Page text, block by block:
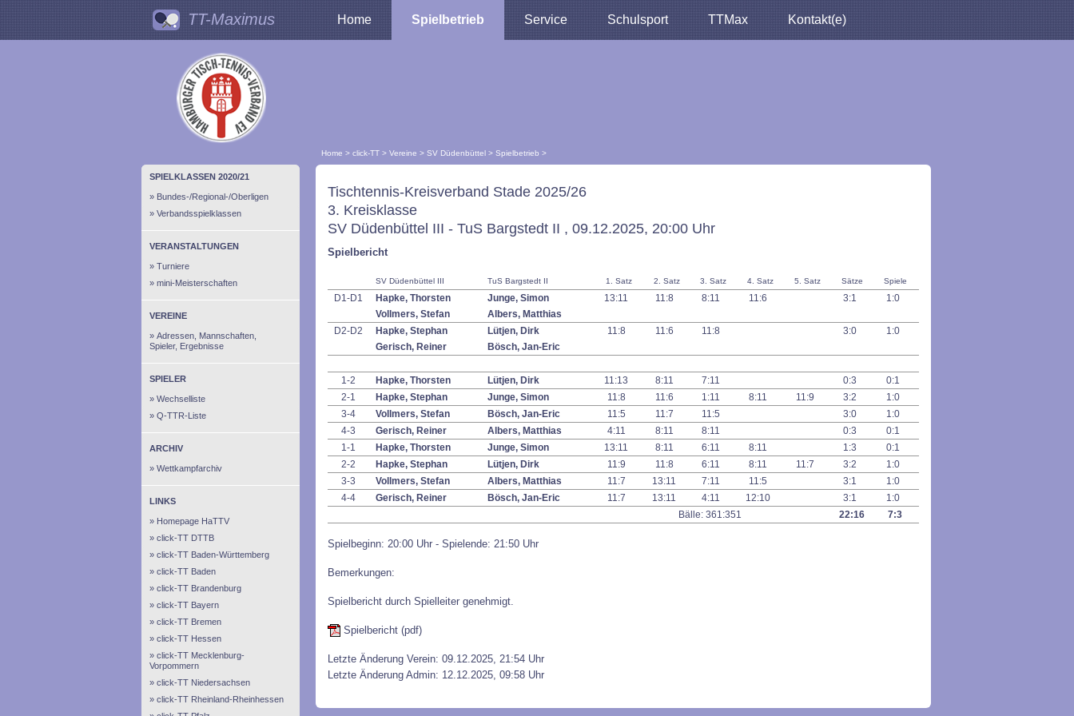
TT-Maximus Home Spielbetrieb Service Schulsport TTMax Kontakt(e)
Home > click-TT > Vereine > SV Düdenbüttel > Spielbetrieb >
SPIELKLASSEN 2020/21
Bundes-/Regional-/Oberligen
Verbandsspielklassen
VERANSTALTUNGEN
Turniere
mini-Meisterschaften
VEREINE
Adressen, Mannschaften,
Spieler, Ergebnisse
SPIELER
Wechselliste
Q-TTR-Liste
ARCHIV
Wettkampfarchiv
LINKS
Homepage HaTTV
click-TT DTTB
click-TT Baden-Württemberg
click-TT Baden
click-TT Brandenburg
click-TT Bayern
click-TT Bremen
click-TT Hessen
click-TT Mecklenburg-
Vorpommern
click-TT Niedersachsen
click-TT Rheinland-Rheinhessen
Tischtennis-Kreisverband Stade 2025/26
3. Kreisklasse
SV Düdenbüttel III - TuS Bargstedt II , 09.12.2025, 20:00 Uhr
Spielbericht
SV Düdenbüttel III TuS Bargstedt II 1. Satz 2. Satz 3. Satz 4. Satz 5. Satz Sätze Spiele
D1-D1
Hapke, Thorsten
Vollmers, Stefan
Junge, Simon
Albers, Matthias
13:11 11:8 8:11 11:6 3:1 1:0
D2-D2
Hapke, Stephan
Gerisch, Reiner
Lütjen, Dirk
Bösch, Jan-Eric
11:8 11:6 11:8 3:0 1:0
1-2 Hapke, Thorsten Lütjen, Dirk 11:13 8:11 7:11 0:3
0:1
2-1
Hapke, Stephan Junge, Simon 11:8 11:6 1:11 8:11 11:9 3:2
1:0
3-4
Vollmers, Stefan Bösch, Jan-Eric 11:5 11:7 11:5 3:0
1:0
4-3
Gerisch, Reiner Albers, Matthias 4:11 8:11 8:11 0:3
0:1
1-1
Hapke, Thorsten Junge, Simon 13:11 8:11 6:11 8:11 1:3
0:1
2-2
Hapke, Stephan Lütjen, Dirk 11:9 11:8 6:11 8:11 11:7 3:2
1:0
3-3
Vollmers, Stefan Albers, Matthias 11:7 13:11 7:11 11:5 3:1
1:0
4-4
Gerisch, Reiner Bösch, Jan-Eric 11:7 13:11 4:11 12:10 3:1
1:0
Bälle: 361:351
22:16 7:3
Spielbeginn: 20:00 Uhr - Spielende: 21:50 Uhr
Bemerkungen:
Spielbericht durch Spielleiter genehmigt.
Spielbericht (pdf)
Letzte Änderung Verein: 09.12.2025, 21:54 Uhr
Letzte Änderung Admin: 12.12.2025, 09:58 Uhr